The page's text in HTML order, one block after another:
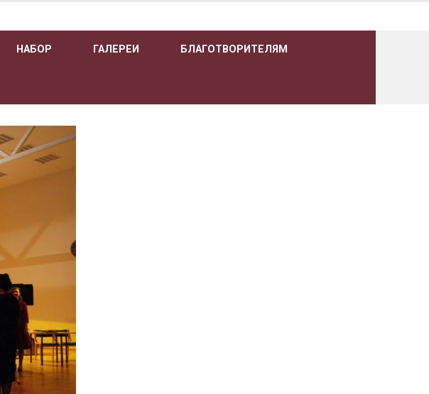
НАБОР ГАЛЕРЕИ БЛАГОТВОРИТЕЛЯМ